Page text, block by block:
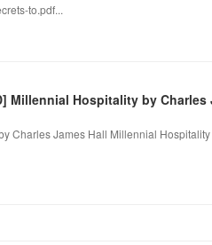
to.pdf...
Millennial Hospitality by
Charles James Hall Millennial